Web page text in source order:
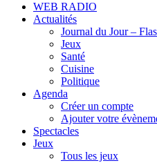
WEB RADIO
Actualités
Journal du Jour –
Jeux
Santé
Cuisine
Politique
Agenda
Créer un compte
Ajouter votre
Spectacles
Jeux
Tous les jeux